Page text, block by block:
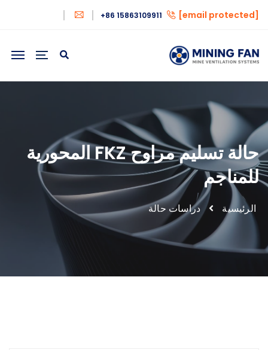
[email protected]
+86 15863109911
حالة تسليم مراوح FKZ المحورية
للمناجم
الرئيسية دراسات حالة